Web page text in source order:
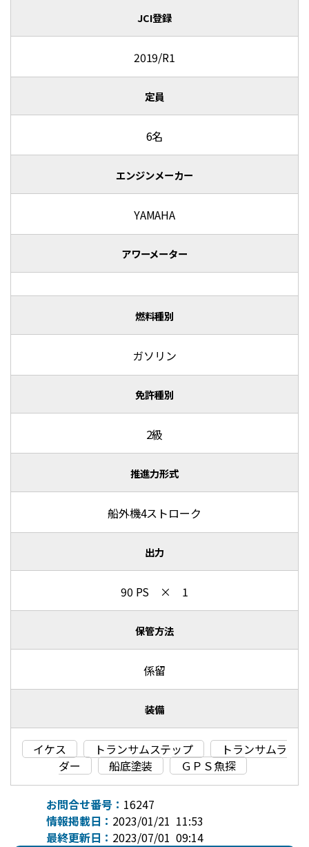
JCI登録
2019/R1
定員
6名
エンジンメーカー
YAMAHA
アワーメーター
燃料種別
ガソリン
免許種別
2級
推進力形式
船外機4ストローク
出力
90 PS × 1
保管方法
係留
装備
イケス トランサムステップ
トランサムラ
ダー
船底塗装 ＧＰＳ魚探
お問合せ番号： 16247
情報掲載日： 2023/01/21 11:53
最終更新日： 2023/07/01 09:14